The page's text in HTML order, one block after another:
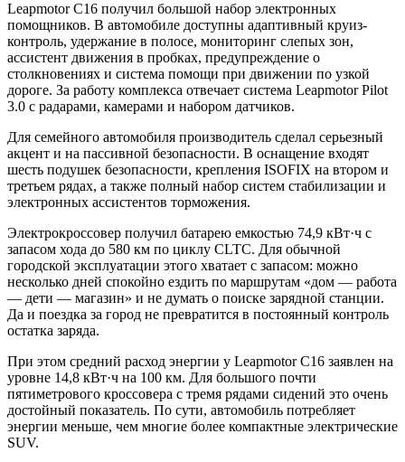
Leapmotor C16 получил большой набор электронных
помощников. В автомобиле доступны адаптивный круиз-
контроль, удержание в полосе, мониторинг слепых зон,
ассистент движения в пробках, предупреждение о
столкновениях и система помощи при движении по узкой
дороге. За работу комплекса отвечает система Leapmotor Pilot
3.0 с радарами, камерами и набором датчиков.
Для семейного автомобиля производитель сделал серьезный
акцент и на пассивной безопасности. В оснащение входят
шесть подушек безопасности, крепления ISOFIX на втором и
третьем рядах, а также полный набор систем стабилизации и
электронных ассистентов торможения.
Электрокроссовер получил батарею емкостью 74,9 кВт·ч с
запасом хода до 580 км по циклу CLTC. Для обычной
городской эксплуатации этого хватает с запасом: можно
несколько дней спокойно ездить по маршрутам «дом — работа
— дети — магазин» и не думать о поиске зарядной станции.
Да и поездка за город не превратится в постоянный контроль
остатка заряда.
При этом средний расход энергии у Leapmotor C16 заявлен на
уровне 14,8 кВт·ч на 100 км. Для большого почти
пятиметрового кроссовера с тремя рядами сидений это очень
достойный показатель. По сути, автомобиль потребляет
энергии меньше, чем многие более компактные электрические
SUV.